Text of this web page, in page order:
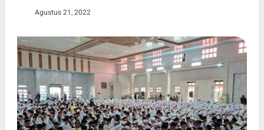
Agustus 21, 2022